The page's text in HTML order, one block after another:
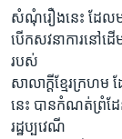
សំណុំរឿងនេះ ដែលម
បើកសវនាការនៅដើ
របស់
សាលាក្ដីខ្មែរក្រហម
នេះ បានកំណត់ព្រំដ
រដ្ឋប្បវេណី